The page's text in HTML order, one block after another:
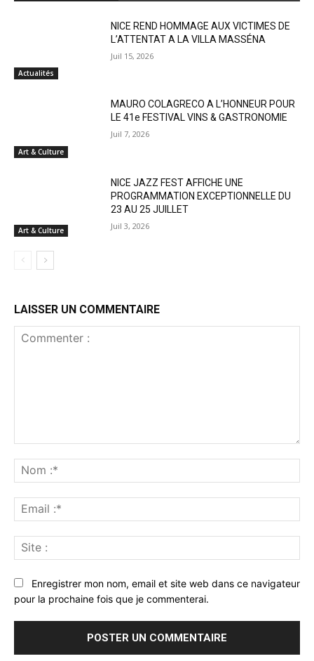
Actualités
NICE REND HOMMAGE AUX VICTIMES DE
L’ATTENTAT A LA VILLA MASSÉNA
Juil 15, 2026
Art & Culture
MAURO COLAGRECO A L’HONNEUR POUR
LE 41e FESTIVAL VINS & GASTRONOMIE
Juil 7, 2026
Art & Culture
NICE JAZZ FEST AFFICHE UNE
PROGRAMMATION EXCEPTIONNELLE DU
23 AU 25 JUILLET
Juil 3, 2026
LAISSER UN COMMENTAIRE
:*
:*
:
Enregistrer mon nom, email et site web dans ce navigateur
pour la prochaine fois que je commenterai.